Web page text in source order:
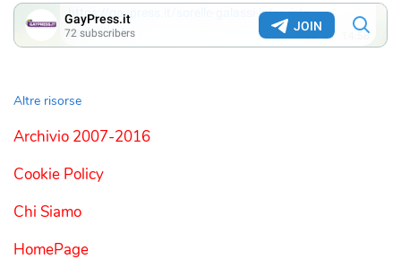
Altre risorse
Archivio 2007-2016
Cookie Policy
Chi Siamo
HomePage